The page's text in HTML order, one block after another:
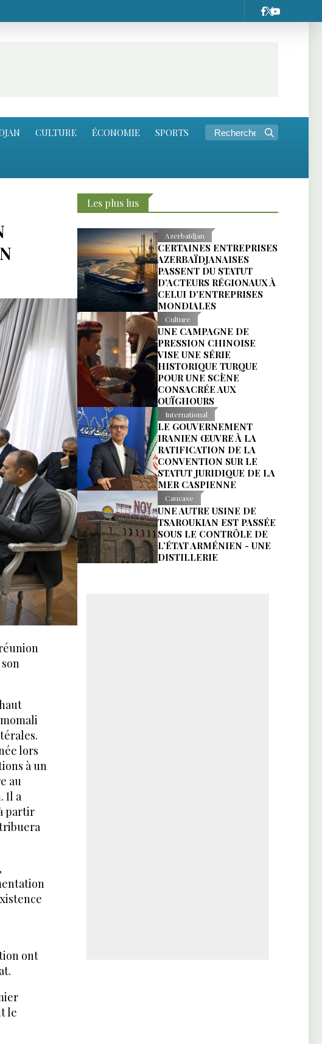
CULTURE ÉCONOMIE SPORTS
lors
à un
au
Il a
partir
ont
le
Les plus lus
Azerbaïdjan
CERTAINES ENTREPRISES
AZERBAÏDJANAISES
PASSENT DU STATUT
D’ACTEURS RÉGIONAUX À
CELUI D’ENTREPRISES
MONDIALES
Culture
UNE CAMPAGNE DE
PRESSION CHINOISE
VISE UNE SÉRIE
HISTORIQUE TURQUE
POUR UNE SCÈNE
CONSACRÉE AUX
OUÏGHOURS
International
LE GOUVERNEMENT
IRANIEN ŒUVRE À LA
RATIFICATION DE LA
CONVENTION SUR LE
STATUT JURIDIQUE DE LA
MER CASPIENNE
Caucase
UNE AUTRE USINE DE
TSAROUKIAN EST PASSÉE
SOUS LE CONTRÔLE DE
L’ÉTAT ARMÉNIEN - UNE
DISTILLERIE